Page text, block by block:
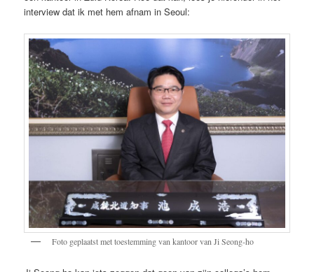
interview dat ik met hem afnam in Seoul:
Foto geplaatst met toestemming van kantoor van Ji Seong-ho